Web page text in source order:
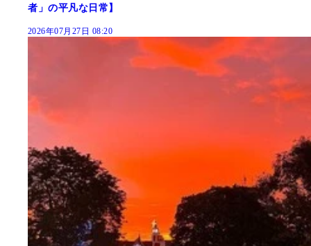
者」の平凡な日常】
2026年07月27日 08:20